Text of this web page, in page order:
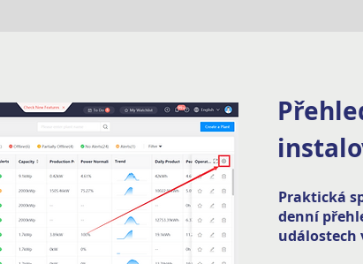
Praktická
denní
událostech